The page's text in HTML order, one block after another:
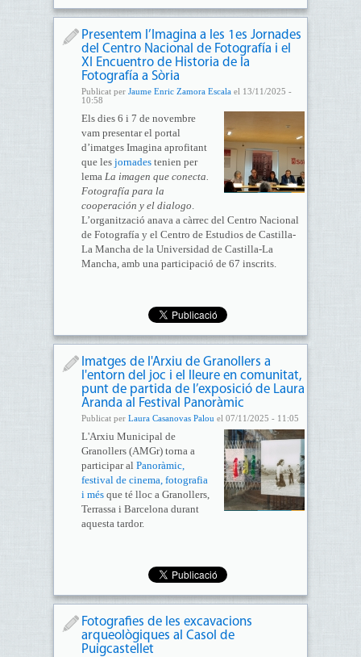
Presentem l’Imagina a les 1es Jornades
del Centro Nacional de Fotografía i el
XI Encuentro de Historia de la
Fotografía a Sòria
Publicat per Jaume Enric Zamora Escalael 13/11/2025 -
10:58
Els dies 6 i 7 de novembre
vam presentar el portal
d’imatges Imagina aprofitant
que lesjornadestenien per
lema La imagen que conecta.
Fotografía para la
cooperación y el dialogo.
L’organització anava a càrrec del Centro Nacional
de Fotografía y el Centro de Estudios de Castilla-
La Mancha de la Universidad de Castilla-La
Mancha, amb una participació de 67 inscrits.
Imatges de l'Arxiu de Granollers a
l'entorn del joc i el lleure en comunitat,
punt de partida de l’exposició de Laura
Aranda al Festival Panoràmic
Publicat per Laura Casanovas Palou el 07/11/2025 - 11:05
L'Arxiu Municipal de
Granollers (AMGr) torna a
participar al Panoràmic,
festival de cinema, fotografia
i mésque té lloc a Granollers,
Terrassa i Barcelona durant
aquesta tardor.
Fotografies de les excavacions
arqueològiques al Casol de
Puigcastellet